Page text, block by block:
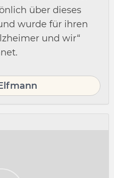
über dieses
wurde für ihren
und wir“